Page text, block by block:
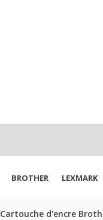
BROTHER LEXMARK
Cartouche d'encre